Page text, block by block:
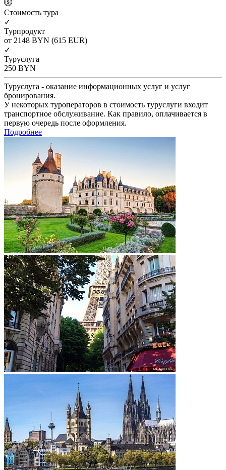
Cтоимость тура
✓
Турпродукт
от 2148 BYN (615 EUR)
✓
Туруслуга
250 BYN
Туруслуга - оказание информационных услуг и услуг
бронирования.
У некоторых туроператоров в стоимость туруслуги входит
транспортное обслуживание. Как правило, оплачивается в
первую очередь после оформления.
Подробнее